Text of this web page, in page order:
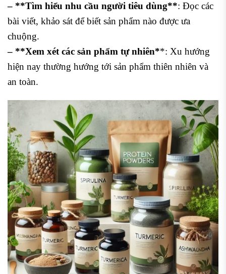
– **Tìm hiểu nhu cầu người tiêu dùng**: Đọc các
bài viết, khảo sát để biết sản phẩm nào được ưa
chuộng.
– **Xem xét các sản phẩm tự nhiên**: Xu hướng
hiện nay thường hướng tới sản phẩm thiên nhiên và
an toàn.